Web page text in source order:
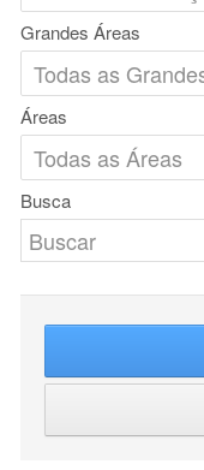
Grandes Áreas
Áreas
Busca